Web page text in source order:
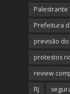
Palestrante
Prefeitura
previsão
protestos
review
RJ